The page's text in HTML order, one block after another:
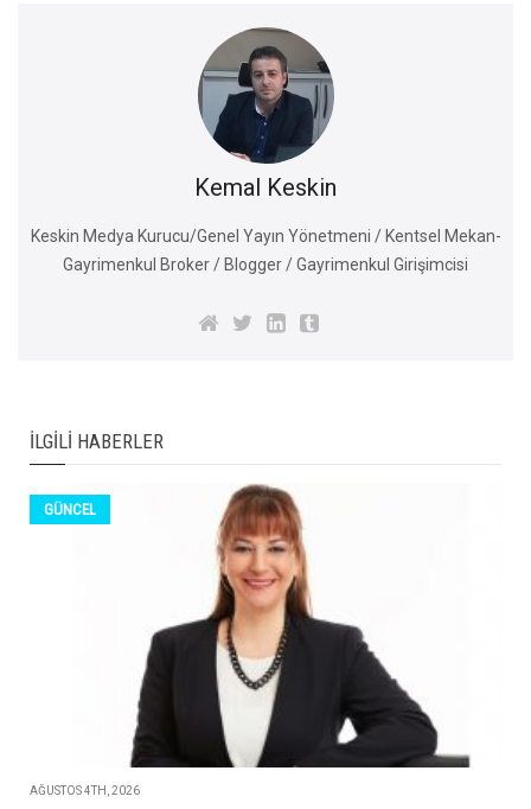
Kemal Keskin
Keskin Medya Kurucu/Genel Yayın Yönetmeni / Kentsel Mekan-
Gayrimenkul Broker / Blogger / Gayrimenkul Girişimcisi
İLGILI HABERLER
GÜNCEL
AĞUSTOS 4TH, 2026